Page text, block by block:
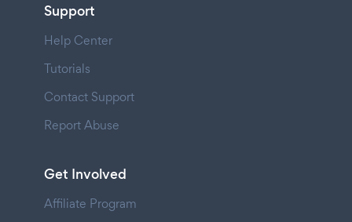
Support
Help Center
Tutorials
Contact Support
Report Abuse
Get Involved
Affiliate Program